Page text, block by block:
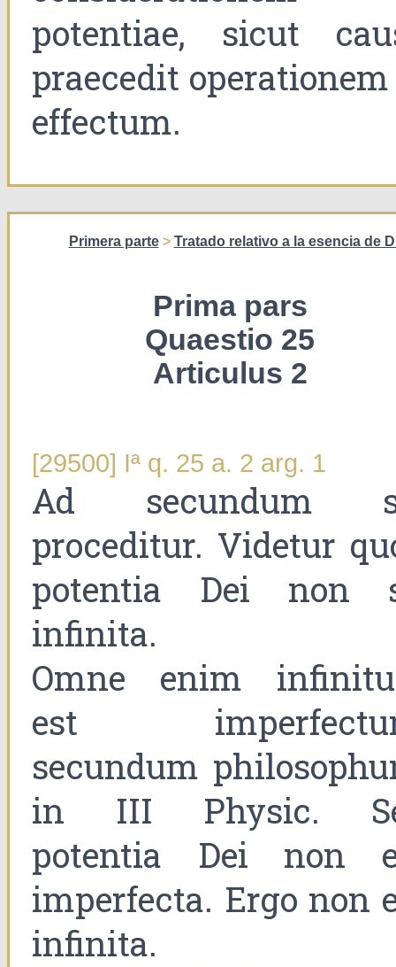
potentiae, sicut
praecedit
effectum.
Primera parte> Tratado relativo a la esencia de
Prima pars
Quaestio 25
Articulus 2
[29500] Iª q. 25 a. 2 arg. 1
Ad secundum
proceditur. Videtur
potentia Dei non
infinita.
Omne enim
est
secundum
in III Physic.
potentia Dei non
imperfecta. Ergo non
infinita.